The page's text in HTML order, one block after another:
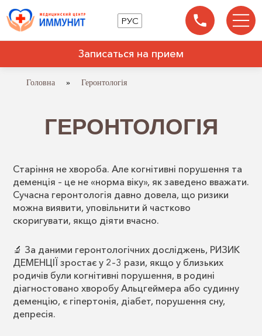
РУС
Записаться на прием
Головна » Геронтологія
ГЕРОНТОЛОГІЯ
Старіння не хвороба. Але когнітивні порушення та
деменція – це не «норма віку», як заведено вважати.
Сучасна геронтологія давно довела, що ризики
можна виявити, уповільнити й частково
скоригувати, якщо діяти вчасно.
🔬 За даними геронтологічних досліджень, РИЗИК
ДЕМЕНЦІЇ зростає у 2–3 рази, якщо у близьких
родичів були когнітивні порушення, в родині
діагностовано хворобу Альцгеймера або судинну
деменцію, є гіпертонія, діабет, порушення сну,
депресія.